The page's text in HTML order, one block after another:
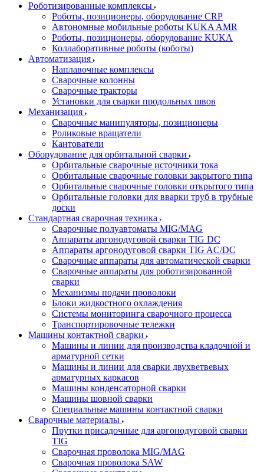
Роботизированные комплексы
Роботы, позиционеры, оборудование CRP
Автономные мобильные роботы KUKA AMR
Роботы, позиционеры, оборудование KUKA
Коллаборативные роботы (коботы)
Автоматизация
Наплавочные комплексы
Сварочные колонны
Сварочные тракторы
Установки для сварки продольных швов
Механизация
Сварочные манипуляторы, позиционеры
Роликовые вращатели
Кантователи
Оборудование для орбитальной сварки
Орбитальные сварочные источники тока
Орбитальные сварочные головки закрытого типа
Орбитальные сварочные головки открытого типа
Орбитальные головки для вварки труб в трубные
доски
Стандартная сварочная техника
Сварочные полуавтоматы MIG/MAG
Аппараты аргонодуговой сварки TIG DC
Аппараты аргонодуговой сварки TIG AC/DC
Сварочные аппараты для автоматической сварки
Сварочные аппараты для роботизированной
сварки
Механизмы подачи проволоки
Блоки жидкостного охлаждения
Системы мониторинга сварочного процесса
Транспортировочные тележки
Машины контактной сварки
Машины и линии для производства кладочной и
арматурной сетки
Машины и линии для сварки двухветвевых
арматурных каркасов
Машины конденсаторной сварки
Машины шовной сварки
Специальные машины контактной сварки
Сварочные материалы
Прутки присадочные для аргонодуговой сварки
TIG
Сварочная проволока MIG/MAG
Сварочная проволока SAW